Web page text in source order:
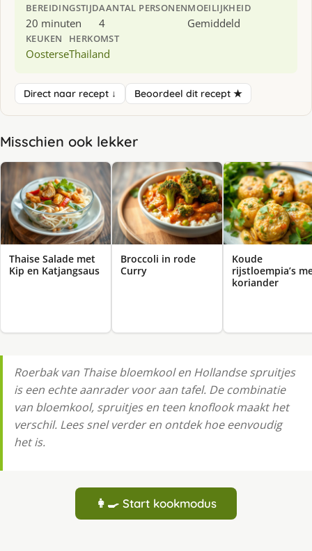
BEREIDINGSTIJD
20 minuten
AANTAL PERSONEN
4
MOEILIJKHEID
Gemiddeld
KEUKEN
Oosterse
HERKOMST
Thailand
Direct naar recept ↓ Beoordeel dit recept ★
Misschien ook lekker
Thaise Salade met
Kip en Katjangsaus
Broccoli in rode
Curry
Koude
rijstloempia’s
koriander
Roerbak van Thaise bloemkool en Hollandse spruitjes
is een echte aanrader voor aan tafel. De combinatie
van bloemkool, spruitjes en teen knoflook maakt het
verschil. Lees snel verder en ontdek hoe eenvoudig
het is.
👩‍🍳 Start kookmodus